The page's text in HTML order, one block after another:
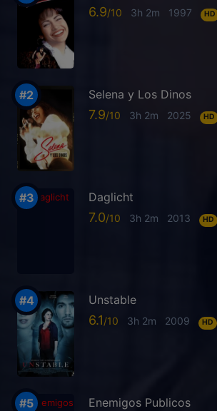
6.9 3h 2m 1997 HD
Selena y Los Dinos
7.9 3h 2m 2025 HD
Daglicht
7.0 3h 2m 2013 HD
Unstable
6.1 3h 2m 2009 HD
Enemigos Publicos